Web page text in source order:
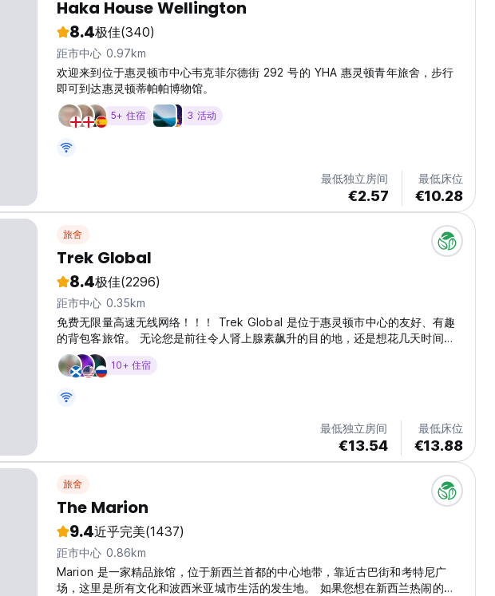
Haka House Wellington
8.4极佳(340)
距市中心 0.97km
欢迎来到位于惠灵顿市中心韦克菲尔德街 292 号的 YHA 惠灵顿青年旅舍，步行
即可到达惠灵顿蒂帕帕博物馆。
5+ 住宿 3 活动
最低独立房间
€2.57
最低床位
€10.28
旅舍
Trek Global
8.4极佳(2296)
距市中心 0.35km
免费无限量高速无线网络！！！ Trek Global 是位于惠灵顿市中心的友好、有趣
的背包客旅馆。 无论您是前往令人肾上腺素飙升的目的地，还是想花几天时间探
索新西兰的文化之都，请入住我们的 Trek，我们将把这里作为您过夜或一周的
家！无论您是独自飞行还是与朋友一起旅行，Trek Global 的目标都是为您提供难
活动，利用我们丰富的设施或租一辆自行车，看看首都的魅力。我们知识渊博、友
善的员工将为您提供最好的服务和建议，我们很乐意为您安排惠灵顿及其周边地区
的旅行预订和活动，并为您畅游新西兰提供帮助，所以请立即联系我们！...
10+ 住宿
最低独立房间
€13.54
最低床位
€13.88
旅舍
The Marion
9.4近乎完美(1437)
距市中心 0.86km
Marion 是一家精品旅馆，位于新西兰首都的中心地带，靠近古巴街和考特尼广
场，这里是所有文化和波西米亚城市生活的发生地。 如果您想在新西兰热闹的首